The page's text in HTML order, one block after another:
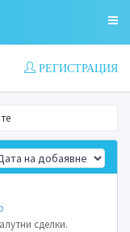
РЕГИСТРАЦИЯ
сделки.